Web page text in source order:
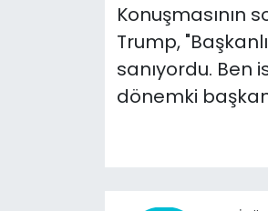
Konuşmasının
Trump,
sanıyordu. Ben
dönemki